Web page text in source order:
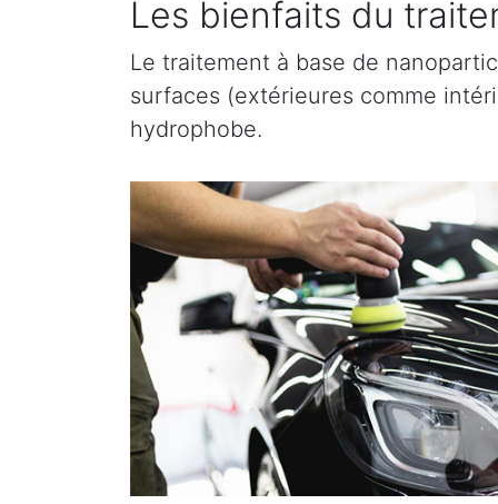
Les bienfaits du
Le traitement à base de
surfaces (extérieures comme
hydrophobe.